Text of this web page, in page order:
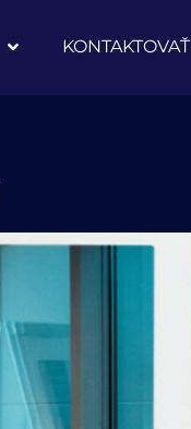
KONTAKTOVAŤ